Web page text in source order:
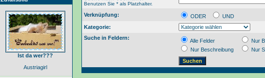
Ist da wer???
Austriagirl
Benutzen Sie * als Platzhalter.
Verknüpfung: ODER
UND
Kategorie:
Suche in Feldern:
Alle Felder
Nur
Nur Beschreibung
Nur